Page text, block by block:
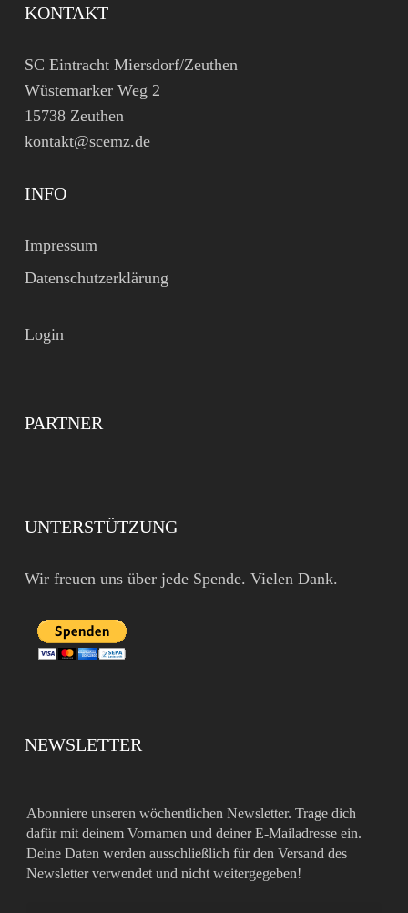
KONTAKT
SC Eintracht Miersdorf/Zeuthen
Wüstemarker Weg 2
15738 Zeuthen
kontakt@scemz.de
INFO
Impressum
Datenschutzerklärung
Login
PARTNER
UNTERSTÜTZUNG
Wir freuen uns über jede Spende. Vielen Dank.
NEWSLETTER
Abonniere unseren wöchentlichen Newsletter. Trage dich
dafür mit deinem Vornamen und deiner E-Mailadresse ein.
Deine Daten werden ausschließlich für den Versand des
Newsletter verwendet und nicht weitergegeben!